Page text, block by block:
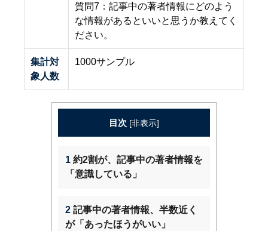
質問7：記事中の著者情報にどのよう
な情報があるといいと思うか教えてく
ださい。
集計対
象人数
1000サンプル
目次 [非表示]
1 約2割が、記事中の著者情報を
「意識している」
2 記事中の著者情報、半数近く
が「あったほうがいい」